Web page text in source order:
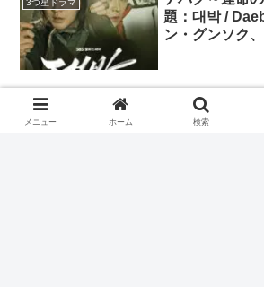
3つ星ドラマ
題：대박 /
ン・グンソク
メニュー ホーム 検索